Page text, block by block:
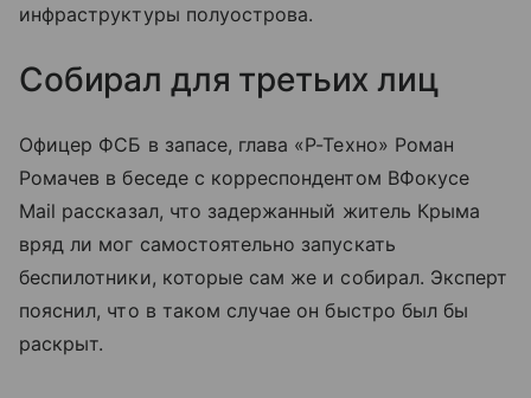
инфраструктуры полуострова.
Собирал для третьих лиц
Офицер ФСБ в запасе, глава «Р-Техно» Роман
Ромачев в беседе с корреспондентом ВФокусе
Mail рассказал, что задержанный житель Крыма
вряд ли мог самостоятельно запускать
беспилотники, которые сам же и собирал. Эксперт
пояснил, что в таком случае он быстро был бы
раскрыт.